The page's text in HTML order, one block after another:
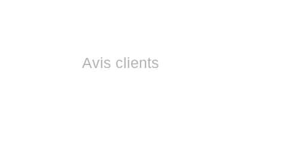
Avis clients